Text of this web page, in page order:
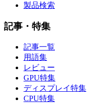
製品検索
記事・特集
記事一覧
用語集
レビュー
GPU特集
ディスプレイ特集
CPU特集